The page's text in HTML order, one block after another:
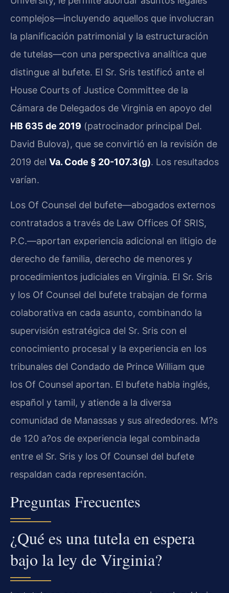
complejos—incluyendo aquellos que involucran
la planificación patrimonial y la estructuración
de tutelas—con una perspectiva analítica que
distingue al bufete. El Sr. Sris testificó ante el
House Courts of Justice Committee de la
Cámara de Delegados de Virginia en apoyo del
HB 635 de 2019 (patrocinador principal Del.
David Bulova), que se convirtió en la revisión de
2019 del Va. Code § 20-107.3(g). Los resultados
varían.
Los Of Counsel del bufete—abogados externos
contratados a través de Law Offices Of SRIS,
P.C.—aportan experiencia adicional en litigio de
derecho de familia, derecho de menores y
procedimientos judiciales en Virginia. El Sr. Sris
y los Of Counsel del bufete trabajan de forma
colaborativa en cada asunto, combinando la
supervisión estratégica del Sr. Sris con el
conocimiento procesal y la experiencia en los
tribunales del Condado de Prince William que
los Of Counsel aportan. El bufete habla inglés,
español y tamil, y atiende a la diversa
comunidad de Manassas y sus alrededores. M?s
de 120 a?os de experiencia legal combinada
entre el Sr. Sris y los Of Counsel del bufete
respaldan cada representación.
Preguntas Frecuentes
¿Qué es una tutela en espera
bajo la ley de Virginia?